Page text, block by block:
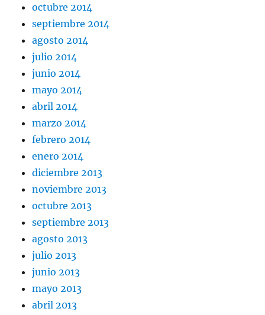
octubre 2014
septiembre 2014
agosto 2014
julio 2014
junio 2014
mayo 2014
abril 2014
marzo 2014
febrero 2014
enero 2014
diciembre 2013
noviembre 2013
octubre 2013
septiembre 2013
agosto 2013
julio 2013
junio 2013
mayo 2013
abril 2013